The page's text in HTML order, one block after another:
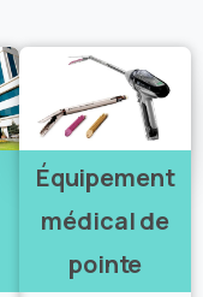
Équipement
médical de
pointe